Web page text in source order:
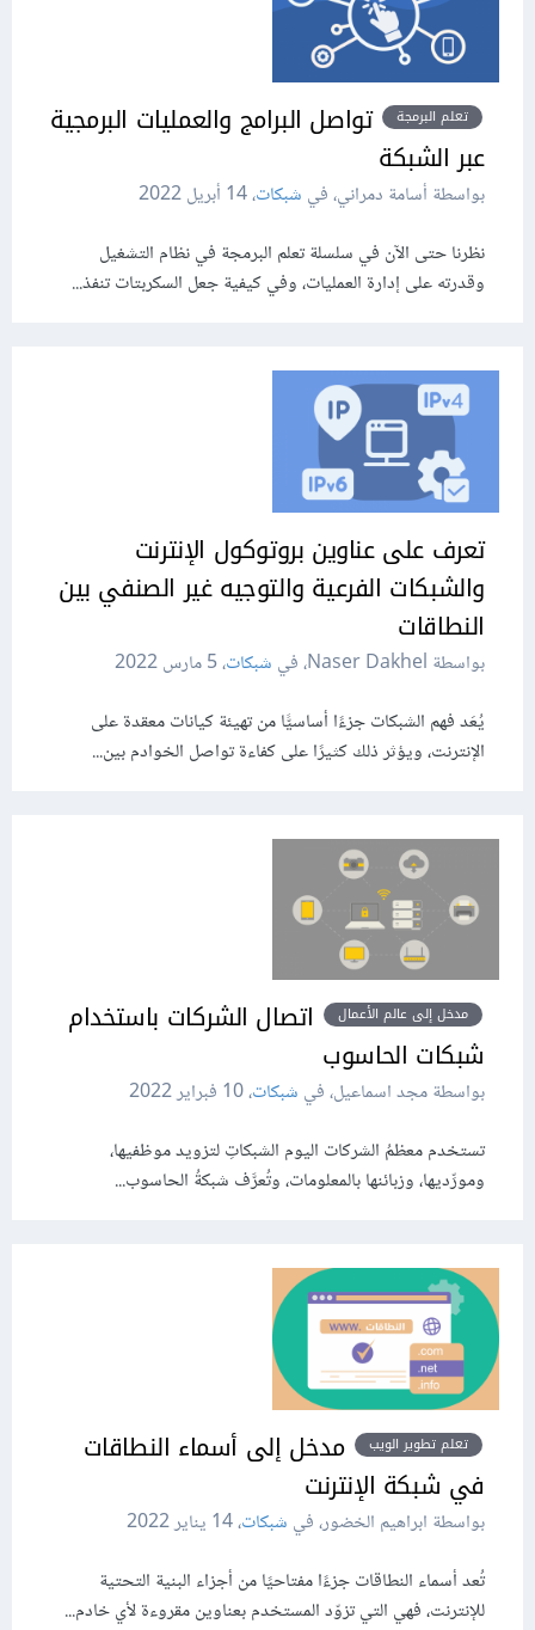
تعلم البرمجة
تواصل البرامج والعمليات البرمجية
عبر الشبكة
بواسطة أسامة دمراني، في شبكات،14 أبريل 2022
نظرنا حتى الآن في سلسلة تعلم البرمجة في نظام التشغيل
وقدرته على إدارة العمليات، وفي كيفية جعل السكربتات تنفذ...
تعرف على عناوين بروتوكول الإنترنت
والشبكات الفرعية والتوجيه غير الصنفي بين
النطاقات
بواسطة Naser Dakhel، في شبكات،5 مارس 2022
يُعَد فهم الشبكات جزءًا أساسيًّا من تهيئة كيانات معقدة على
الإنترنت، ويؤثر ذلك كثيرًا على كفاءة تواصل الخوادم بين...
مدخل إلى عالم الأعمال
اتصال الشركات باستخدام
شبكات الحاسوب
بواسطة مجد اسماعيل، في شبكات،10 فبراير 2022
تستخدم معظمُ الشركات اليوم الشبكاتِ لتزويد موظفيها،
ومورِّديها، وزبائنها بالمعلومات، وتُعرَّف شبكةُ الحاسوب...
تعلم تطوير الويب
مدخل إلى أسماء النطاقات
في شبكة الإنترنت
بواسطة ابراهيم الخضور، في شبكات،14 يناير 2022
تُعد أسماء النطاقات جزءًا مفتاحيًا من أجزاء البنية التحتية
للإنترنت، فهي التي تزوّد المستخدم بعناوين مقروءة لأي خادم...